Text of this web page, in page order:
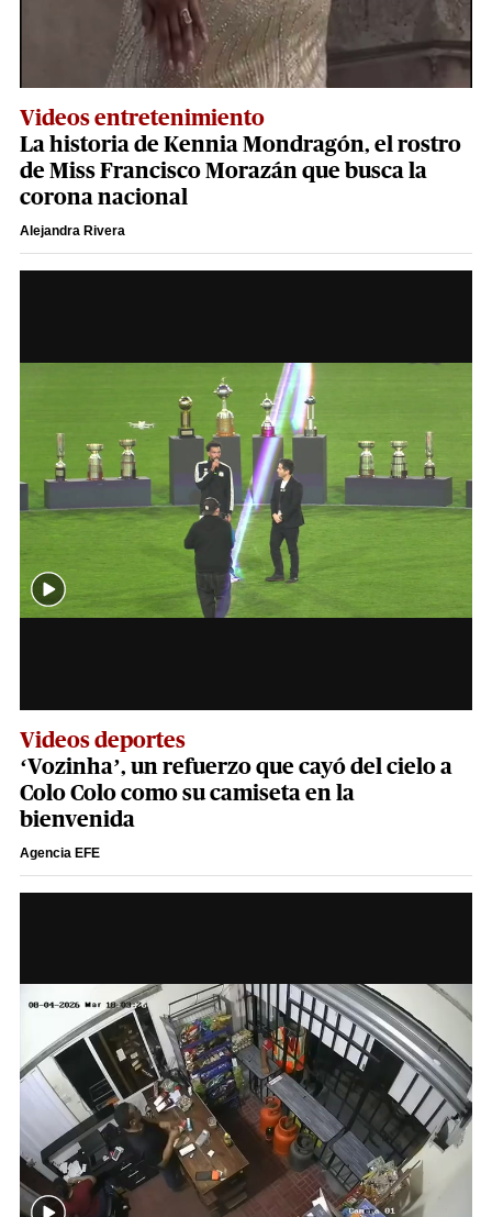
Videos entretenimiento
La historia de Kennia Mondragón, el rostro
de Miss Francisco Morazán que busca la
corona nacional
Alejandra Rivera
Videos deportes
‘Vozinha’, un refuerzo que cayó del cielo a
Colo Colo como su camiseta en la
bienvenida
Agencia EFE